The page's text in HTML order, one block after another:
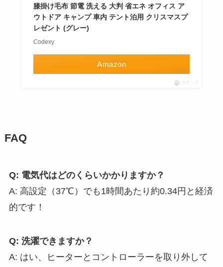
膝掛け毛布 節電 洗える 大判 省エネ オフィス ア
ウトドア キャンプ 車内 テント泊用 クリスマスプ
レゼント (グレー)
Codexy
Amazon
ポチップ
FAQ
Q: 電気代はどのくらいかかりますか？
A: 高設定（37℃）でも1時間あたり約0.34円と経済
的です！
Q: 洗濯できますか？
A: はい、ヒーターとコントローラーを取り外して